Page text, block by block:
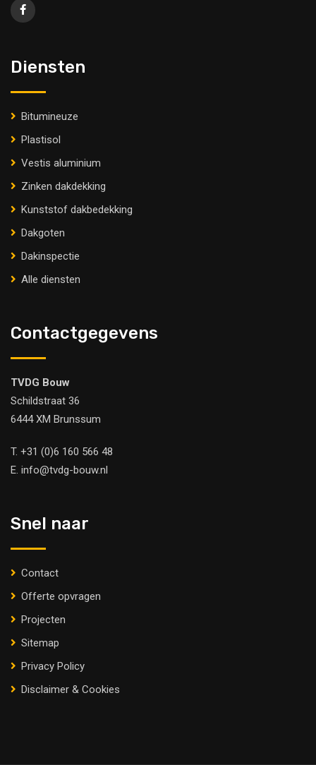
Diensten
Bitumineuze
Plastisol
Vestis aluminium
Zinken dakdekking
Kunststof dakbedekking
Dakgoten
Dakinspectie
Alle diensten
Contactgegevens
TVDG Bouw
Schildstraat 36
6444 XM Brunssum
T. +31 (0)6 160 566 48
E. info@tvdg-bouw.nl
Snel naar
Contact
Offerte opvragen
Projecten
Sitemap
Privacy Policy
Disclaimer & Cookies